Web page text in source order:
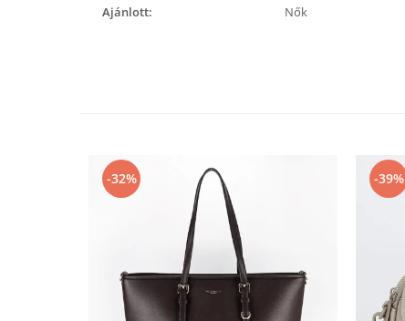
Ajánlott:
Nők
-32% -39%